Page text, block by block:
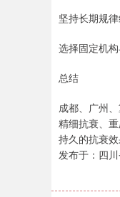
坚持长期规
选择固定机
总结
成都、广州
精细抗衰、
持久的抗衰效
发布于：四